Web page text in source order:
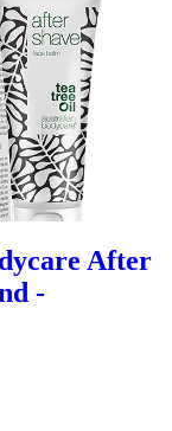
After
-